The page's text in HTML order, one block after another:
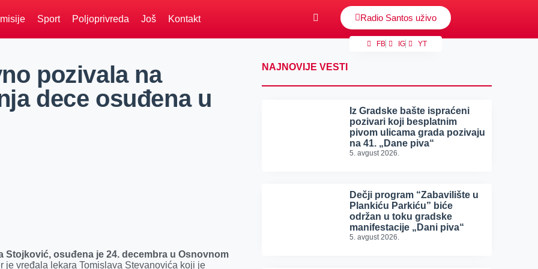
Sport Poljoprivreda Još Kontakt Radio Santos uživo
FB IG YT
pozivala na
dece osuđena u
osuđena je 24. decembra u Osnovnom
je vređala lekara Tomislava Stevanovića koji je
NAJNOVIJE VESTI
Iz Gradske bašte ispraćeni
pozivari koji besplatnim
pivom ulicama grada pozivaju
na 41. „Dane piva“
5. avgust 2026.
Dečji program “Zabavilište u
Plankiću Parkiću” biće
održan u toku gradske
manifestacije „Dani piva“
5. avgust 2026.